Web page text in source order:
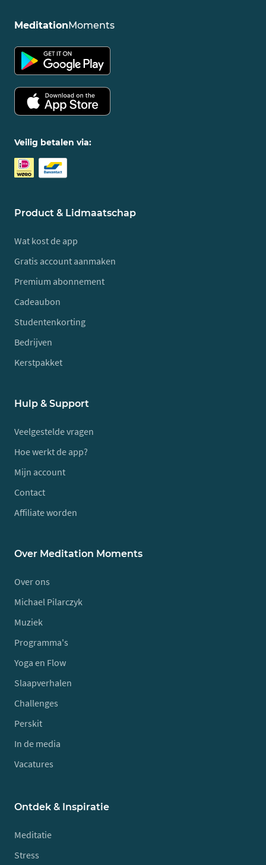
Meditation Moments
Veilig betalen via:
Product & Lidmaatschap
Wat kost de app
Gratis account aanmaken
Premium abonnement
Cadeaubon
Studentenkorting
Bedrijven
Kerstpakket
Hulp & Support
Veelgestelde vragen
Hoe werkt de app?
Mijn account
Contact
Affiliate worden
Over Meditation Moments
Over ons
Michael Pilarczyk
Muziek
Programma's
Yoga en Flow
Slaapverhalen
Challenges
Perskit
In de media
Vacatures
Ontdek & Inspiratie
Meditatie
Stress